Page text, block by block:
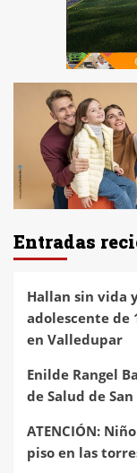
Entradas
Hallan sin vida
adolescente de
en Valledupar
Enilde Rangel
de Salud de
ATENCIÓN:
piso en las